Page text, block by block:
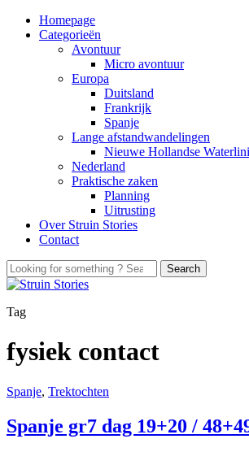
Homepage
Categorieën
Avontuur
Micro avontuur
Europa
Duitsland
Frankrijk
Spanje
Lange afstandwandelingen
Nieuwe Hollandse
Nederland
Praktische zaken
Planning
Uitrusting
Over Struin Stories
Contact
Tag
fysiek contact
Spanje, Trektochten
Spanje gr7 dag 19+20 /